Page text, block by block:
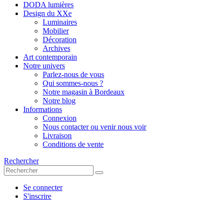
DODA lumières
Design du XXe
Luminaires
Mobilier
Décoration
Archives
Art contemporain
Notre univers
Parlez-nous de vous
Qui sommes-nous ?
Notre magasin à Bordeaux
Notre blog
Informations
Connexion
Nous contacter ou venir nous voir
Livraison
Conditions de vente
Rechercher
Se connecter
S'inscrire